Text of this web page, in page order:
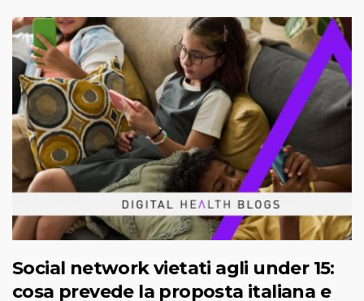
Social network vietati agli under 15:
cosa prevede la proposta italiana e